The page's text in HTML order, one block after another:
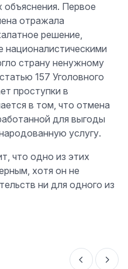
Первое
отражала
решение,
страну ненужному
157 Уголовного
проступки в
в том, что отмена
для выгоды
услугу.
что одно из этих
хотя он не
ни для одного из